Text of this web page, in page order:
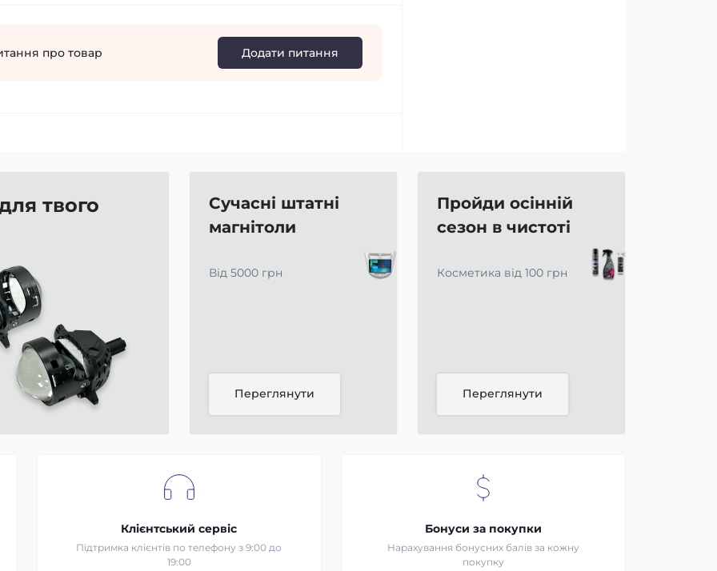
про товар Додати питання
твого
Сучасні штатні
магнітоли
Від 5000 грн
Переглянути
Пройди осінній
сезон в чистоті
Косметика від 100 грн
Переглянути
Клієнтський сервіс
Підтримка клієнтів по телефону з 9:00 до
19:00
Бонуси за покупки
Нарахування бонусних балів за кожну
покупку